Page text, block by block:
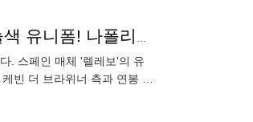
맨시티를 떠나는 '리빙 레전드' 케빈 더 브라위너, 차기 행선지도 하늘색 유니폼! 나폴리行 유력..."조건 합의했어"
. 스페인 매체 '렐레보'의 유
빈 더 브라위너 측과 연봉 약